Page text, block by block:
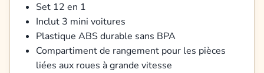
Set 12 en 1
Inclut 3 mini voitures
Plastique ABS durable sans BPA
Compartiment de rangement pour les pièces
liées aux roues à grande vitesse